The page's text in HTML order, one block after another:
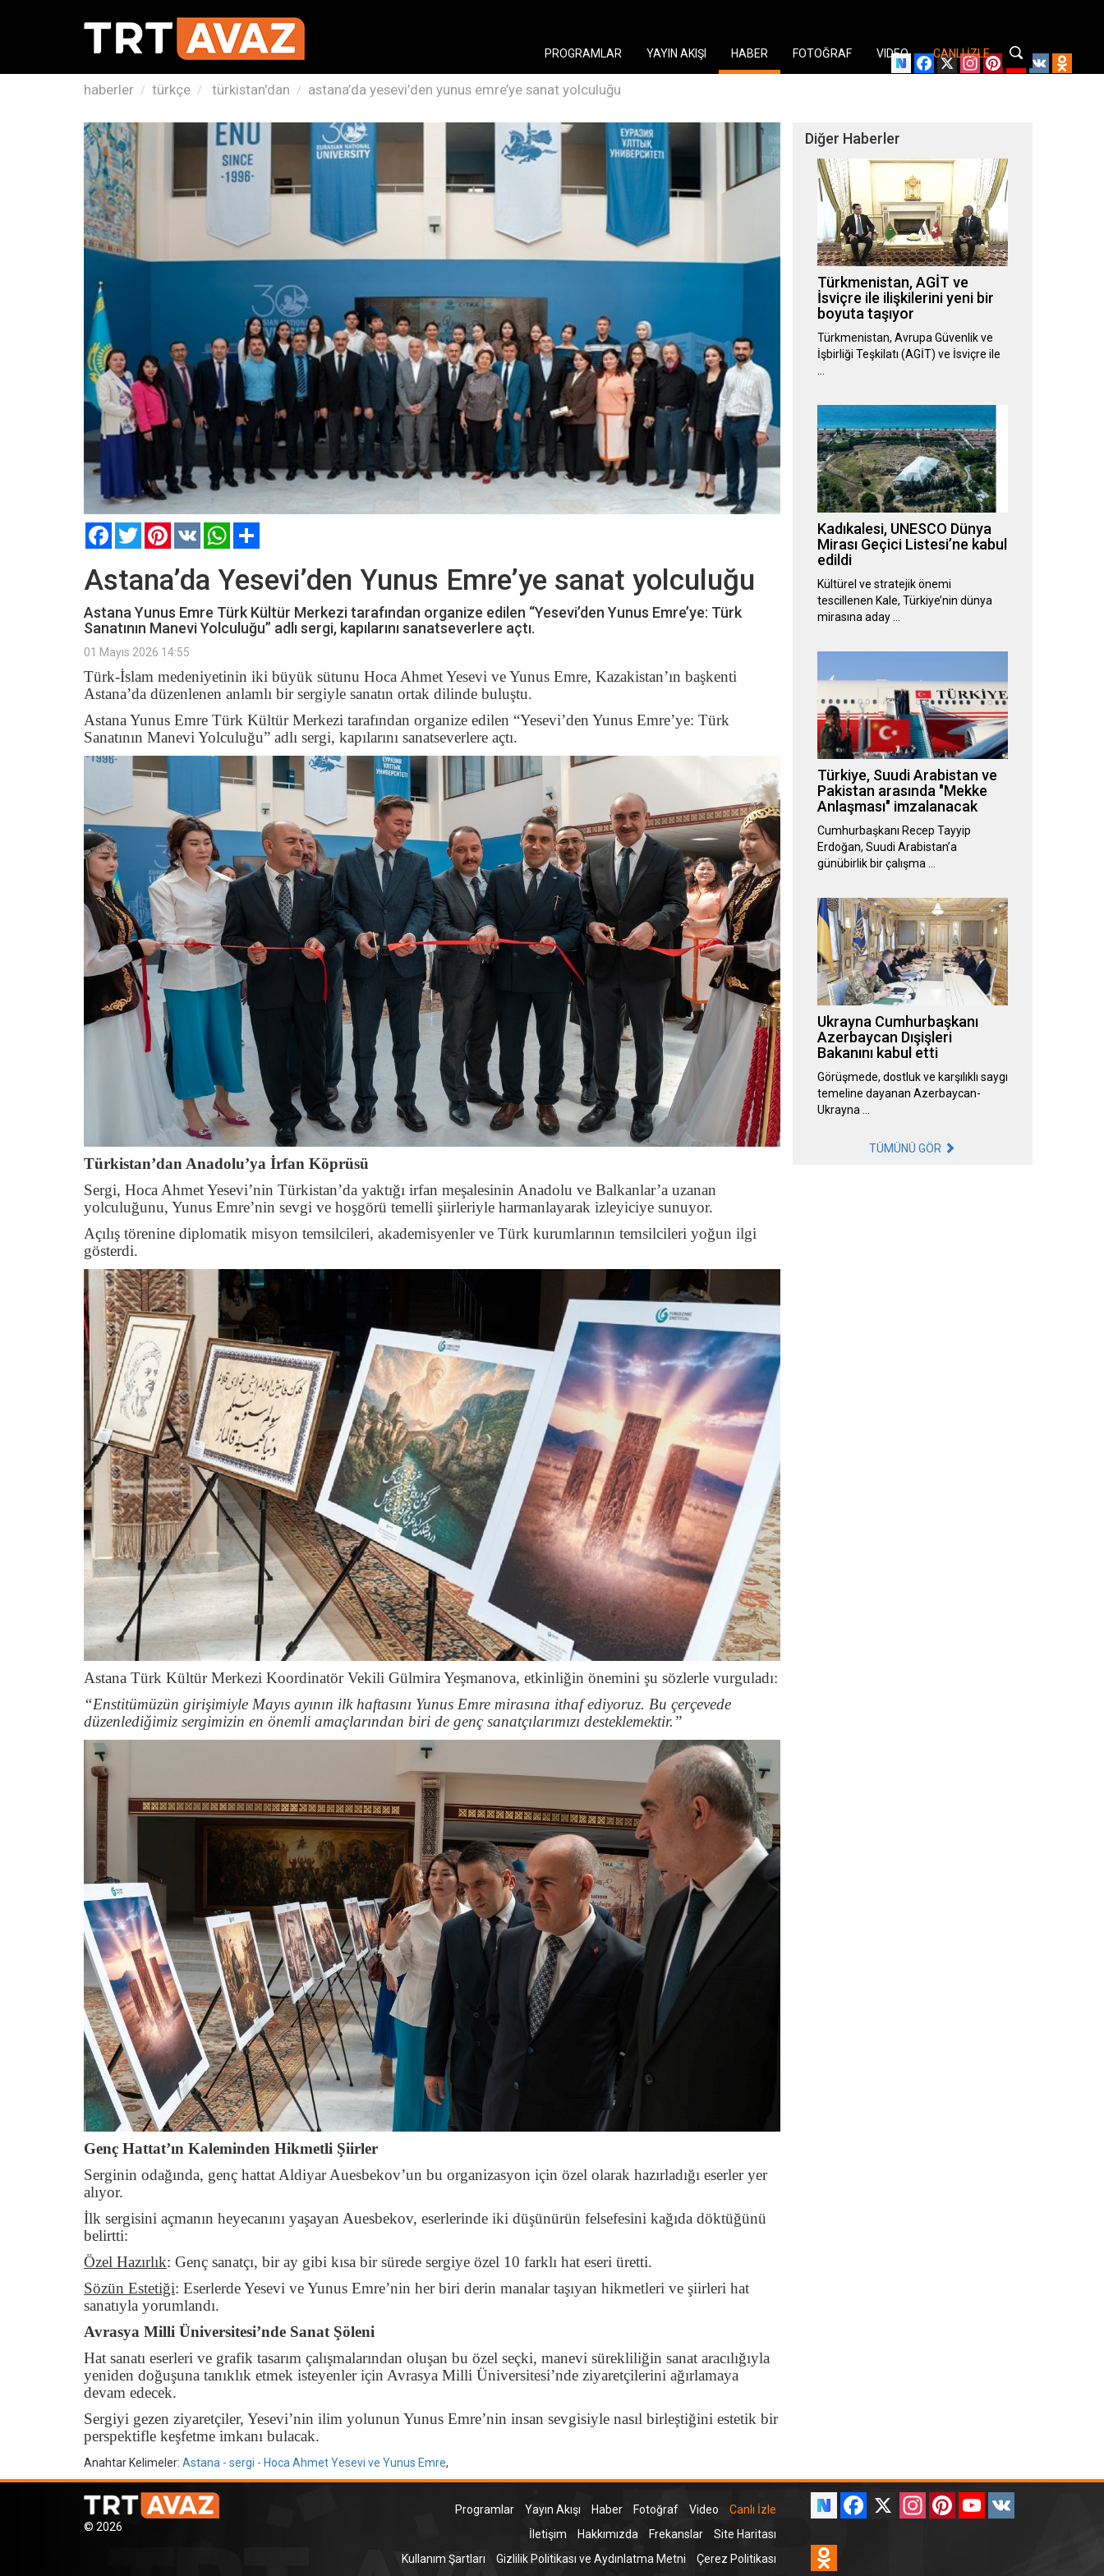
Facebook
X Instagram
PinterestYouTube
VK
PROGRAMLAR YAYIN AKIŞI HABER FOTOĞRAF VIDEO CANLI İZLE
haberler türkçe türkistan'dan astana’da yesevi’den yunus emre’ye sanat yolculuğu
FacebookTwitterPinterest
VK WhatsApp
Astana’da Yesevi’den Yunus Emre’ye sanat yolculuğu
Astana Yunus Emre Türk Kültür Merkezi tarafından organize edilen “Yesevi’den Yunus Emre’ye: Türk
Sanatının Manevi Yolculuğu” adlı sergi, kapılarını sanatseverlere açtı.
01 Mayıs 2026 14:55
Türk-İslam medeniyetinin iki büyük sütunu Hoca Ahmet Yesevi ve Yunus Emre, Kazakistan’ın başkenti
Astana’da düzenlenen anlamlı bir sergiyle sanatın ortak dilinde buluştu.
Astana Yunus Emre Türk Kültür Merkezi tarafından organize edilen “Yesevi’den Yunus Emre’ye: Türk
Sanatının Manevi Yolculuğu” adlı sergi, kapılarını sanatseverlere açtı.
Türkistan’dan Anadolu’ya İrfan Köprüsü
Sergi, Hoca Ahmet Yesevi’nin Türkistan’da yaktığı irfan meşalesinin Anadolu ve Balkanlar’a uzanan
yolculuğunu, Yunus Emre’nin sevgi ve hoşgörü temelli şiirleriyle harmanlayarak izleyiciye sunuyor.
Açılış törenine diplomatik misyon temsilcileri, akademisyenler ve Türk kurumlarının temsilcileri yoğun ilgi
gösterdi.
Astana Türk Kültür Merkezi Koordinatör Vekili Gülmira Yeşmanova, etkinliğin önemini şu sözlerle vurguladı:
“Enstitümüzün girişimiyle Mayıs ayının ilk haftasını Yunus Emre mirasına ithaf ediyoruz. Bu çerçevede
düzenlediğimiz sergimizin en önemli amaçlarından biri de genç sanatçılarımızı desteklemektir.”
Genç Hattat’ın Kaleminden Hikmetli Şiirler
Serginin odağında, genç hattat Aldiyar Auesbekov’un bu organizasyon için özel olarak hazırladığı eserler yer
alıyor.
İlk sergisini açmanın heyecanını yaşayan Auesbekov, eserlerinde iki düşünürün felsefesini kağıda döktüğünü
belirtti:
Özel Hazırlık: Genç sanatçı, bir ay gibi kısa bir sürede sergiye özel 10 farklı hat eseri üretti.
Sözün Estetiği: Eserlerde Yesevi ve Yunus Emre’nin her biri derin manalar taşıyan hikmetleri ve şiirleri hat
sanatıyla yorumlandı.
Avrasya Milli Üniversitesi’nde Sanat Şöleni
Hat sanatı eserleri ve grafik tasarım çalışmalarından oluşan bu özel seçki, manevi sürekliliğin sanat aracılığıyla
yeniden doğuşuna tanıklık etmek isteyenler için Avrasya Milli Üniversitesi’nde ziyaretçilerini ağırlamaya
devam edecek.
Sergiyi gezen ziyaretçiler, Yesevi’nin ilim yolunun Yunus Emre’nin insan sevgisiyle nasıl birleştiğini estetik bir
perspektifle keşfetme imkanı bulacak.
Anahtar Kelimeler: Astana - sergi - Hoca Ahmet Yesevi ve Yunus Emre,
Diğer Haberler
Türkmenistan, AGİT ve
İsviçre ile ilişkilerini yeni bir
boyuta taşıyor
Türkmenistan, Avrupa Güvenlik ve
İşbirliği Teşkilatı (AGİT) ve İsviçre ile
Kadıkalesi, UNESCO Dünya
Mirası Geçici Listesi’ne kabul
edildi
Kültürel ve stratejik önemi
tescillenen Kale, Türkiye’nin dünya
mirasına aday …
Türkiye, Suudi Arabistan ve
Pakistan arasında "Mekke
Anlaşması" imzalanacak
Cumhurbaşkanı Recep Tayyip
Erdoğan, Suudi Arabistan’a
günübirlik bir çalışma …
Ukrayna Cumhurbaşkanı
Azerbaycan Dışişleri
Bakanını kabul etti
Görüşmede, dostluk ve karşılıklı saygı
temeline dayanan Azerbaycan-
Ukrayna …
TÜMÜNÜ GÖR
© 2026
Programlar Yayın Akışı Haber Fotoğraf Video
Canlı İzle
İletişim
Hakkımızda Frekanslar
Site Haritası
Kullanım Şartları
Gizlilik Politikası ve Aydınlatma Metni Çerez Politikası
Facebook
X InstagramPinterestYouTube